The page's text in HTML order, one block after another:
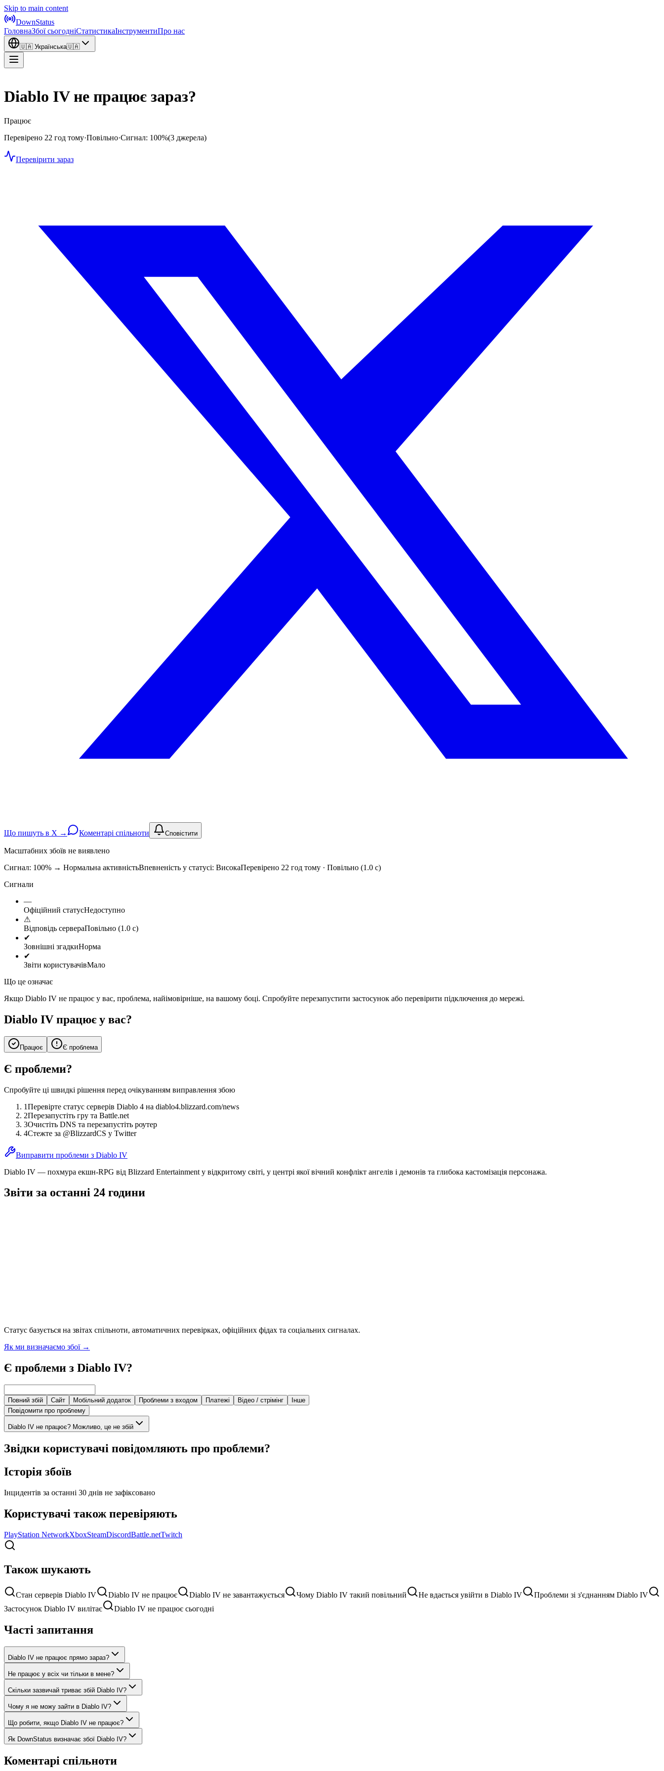
Skip to main content
DownStatus
ГоловнаЗбої сьогодніСтатистикаІнструментиПро нас
🇺🇦 Українська🇺🇦
Diablo IV не працює зараз?
Працює
Перевірено 22 год тому·Повільно·Сигнал: 100%(3 джерела)
Перевірити зараз
Що пишуть в X → Коментарі спільноти Сповістити
Масштабних збоїв не виявлено
Сигнал: 100% → Нормальна активністьВпевненість у статусі: ВисокаПеревірено 22 год тому · Повільно (1.0 с)
Сигнали
—
Офіційний статусНедоступно
⚠
Відповідь сервераПовільно (1.0 с)
✔
Зовнішні згадкиНорма
✔
Звіти користувачівМало
Що це означає
Якщо Diablo IV не працює у вас, проблема, найімовірніше, на вашому боці. Спробуйте перезапустити застосунок або перевірити підключення до мережі.
Diablo IV працює у вас?
Працює Є проблема
Є проблеми?
Спробуйте ці швидкі рішення перед очікуванням виправлення збою
1Перевірте статус серверів Diablo 4 на diablo4.blizzard.com/news
2Перезапустіть гру та Battle.net
3Очистіть DNS та перезапустіть роутер
4Стежте за @BlizzardCS у Twitter
Виправити проблеми з Diablo IV
Diablo IV — похмура екшн-RPG від Blizzard Entertainment у відкритому світі, у центрі якої вічний конфлікт ангелів і демонів та глибока кастомізація персонажа.
Звіти за останні 24 години
Статус базується на звітах спільноти, автоматичних перевірках, офіційних фідах та соціальних сигналах.
Як ми визначаємо збої→
Є проблеми з Diablo IV?
Повний збій Сайт Мобільний додаток Проблеми з входом Платежі Відео / стрімінг
Інше
Повідомити про проблему
Diablo IV не працює? Можливо, це не збій
Звідки користувачі повідомляють про проблеми?
Історія збоїв
Інцидентів за останні 30 днів не зафіксовано
Користувачі також перевіряють
PlayStation NetworkXboxSteamDiscordBattle.netTwitch
Також шукають
Стан серверів Diablo IV Diablo IV не працює Diablo IV не завантажується Чому Diablo IV такий повільний Не вдається увійти в Diablo IV
Проблеми зі з'єднанням Diablo IV
Застосунок Diablo IV вилітає
Diablo IV не працює сьогодні
Часті запитання
Diablo IV не працює прямо зараз?
Не працює у всіх чи тільки в мене?
Скільки зазвичай триває збій Diablo IV?
Чому я не можу зайти в Diablo IV?
Що робити, якщо Diablo IV не працює?
Як DownStatus визначає збої Diablo IV?
Коментарі спільноти